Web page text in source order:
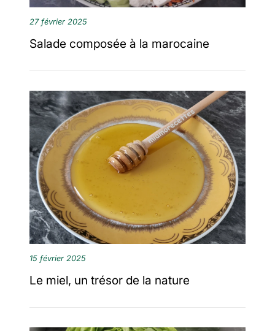
27 février 2025
Salade composée à la marocaine
15 février 2025
Le miel, un trésor de la nature